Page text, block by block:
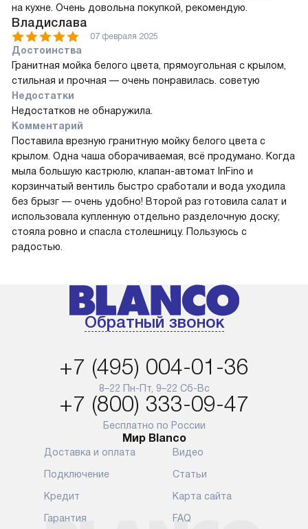
на кухне. Очень довольна покупкой, рекомендую.
Владислава
07 февраля 2025
Достоинства
Гранитная мойка белого цвета, прямоугольная с крылом,
стильная и прочная — очень понравилась. советую
Недостатки
Недостатков не обнаружила.
Комментарий
Поставила врезную гранитную мойку белого цвета с
крылом. Одна чаша оборачиваемая, всё продумано. Когда
мыла большую кастрюлю, клапан-автомат InFino и
корзинчатый вентиль быстро сработали и вода уходила
без брызг — очень удобно! Второй раз готовила салат и
использовала купленную отдельно разделочную доску;
стояла ровно и спасла столешницу. Пользуюсь с
радостью.
Обратный звонок
+7 (495) 004-01-36
8–22 Пн-Пт, 9–22 Сб-Вс
+7 (800) 333-09-47
Бесплатно по России
Мир Blanco
Доставка и оплата
Подключение
Кредит
Гарантия
Видео
Статьи
Карта сайта
FAQ